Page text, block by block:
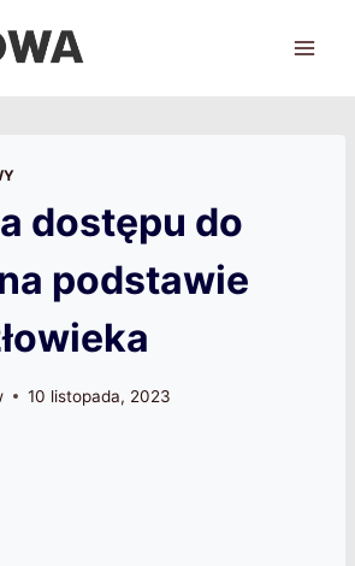
dostępu do
podstawie
10 listopada, 2023